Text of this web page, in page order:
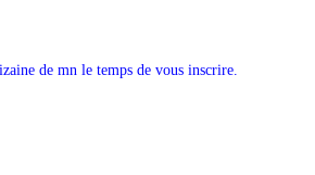
de mn le temps de vous inscrire.